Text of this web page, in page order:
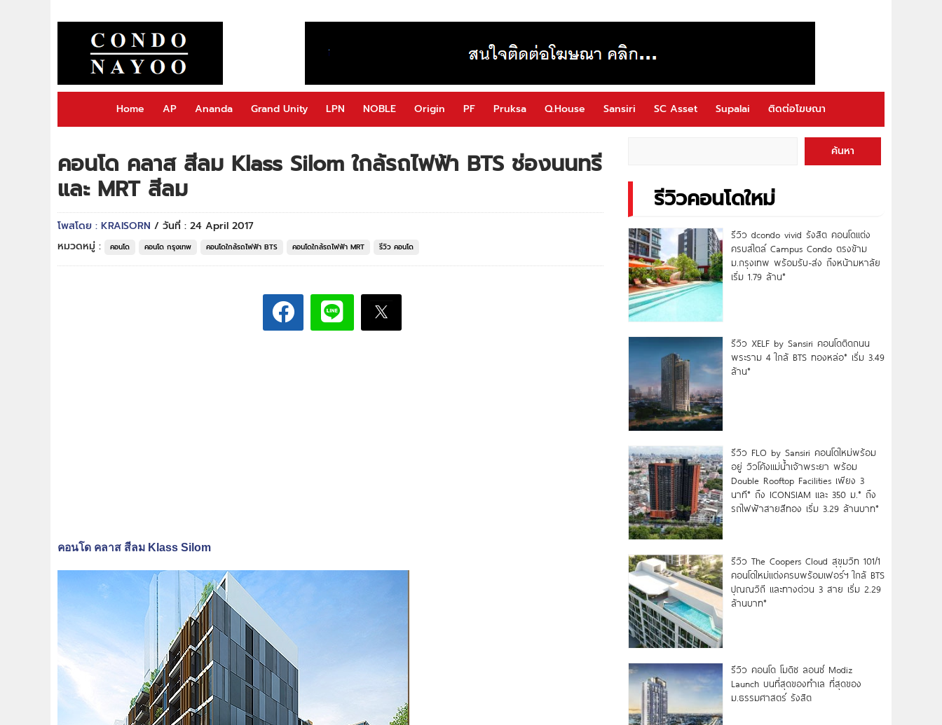
Home AP Ananda Grand Unity LPN NOBLE Origin PF Pruksa Q.House Sansiri SC Asset Supalai ติดต่อโฆษณา
คอนโด คลาส สีลม Klass Silom ใกล้รถไฟฟ้า BTS ช่องนนทรี
และ MRT สีลม
โพสโดย : KRAISORN / วันที่ : 24 April 2017
หมวดหมู่ :
คอนโด คอนโด กรุงเทพ คอนโดใกล้รถไฟฟ้า BTS คอนโดใกล้รถไฟฟ้า MRT รีวิว คอนโด
คอนโด คลาส สีลม Klass Silom
ค้นหา
รีวิวคอนโดใหม่
รีวิว dcondo vivid รังสิต คอนโดแต่ง
ครบสไตล์ Campus Condo ตรงข้าม
ม.กรุงเทพ พร้อมรับ-ส่ง ถึงหน้ามหาลัย
เริ่ม 1.79 ล้าน*
รีวิว XELF by Sansiri คอนโดติดถนน
พระราม 4 ใกล้ BTS ทองหล่อ* เริ่ม 3.49
ล้าน*
รีวิว FLO by Sansiri คอนโดใหม่พร้อม
อยู่ วิวโค้งแม่น้ำเจ้าพระยา พร้อม
Double Rooftop Facilities เพียง 3
นาที* ถึง ICONSIAM และ 350 ม.* ถึง
รถไฟฟ้าสายสีทอง เริ่ม 3.29 ล้านบาท*
รีวิว The Coopers Cloud สุขุมวิท 101/1
คอนโดใหม่แต่งครบพร้อมเฟอร์ฯ ใกล้ BTS
ปุณณวิถี และทางด่วน 3 สาย เริ่ม 2.29
ล้านบาท*
รีวิว คอนโด โมดิซ ลอนซ์ Modiz
Launch บนที่สุดของทำเล ที่สุดของ
ม.ธรรมศาสตร์ รังสิต